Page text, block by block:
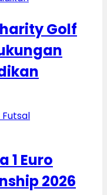
Golf
1 Euro
2026